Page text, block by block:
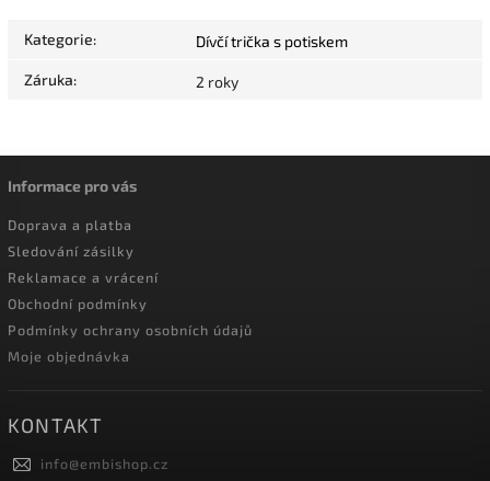
Kategorie: Dívčí trička s potiskem
Záruka: 2 roky
Informace pro vás
Doprava a platba
Sledování zásilky
Reklamace a vrácení
Obchodní podmínky
Podmínky ochrany osobních údajů
Moje objednávka
KONTAKT
info@embishop.cz